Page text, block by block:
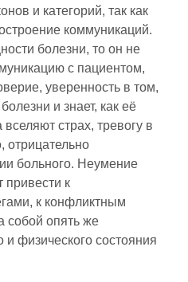
и категорий, так как
коммуникаций.
болезни, то он не
с пациентом,
уверенность в том,
и знает, как её
страх, тревогу в
отрицательно
больного. Неумение
привести к
к конфликтным
собой опять же
и физического состояния